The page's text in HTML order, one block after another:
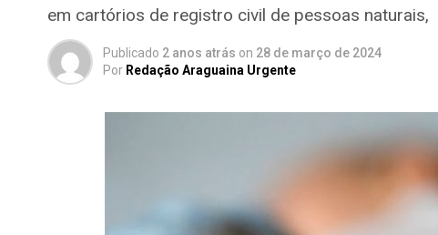
em cartórios de registro civil de pessoas naturais,
Publicado 2 anos atrás on 28 de março de 2024
Por Redação Araguaina Urgente